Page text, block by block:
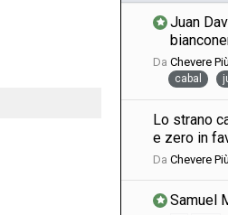
Juan
Da Chevere
cabal
Lo strano
e zero in
Da Chevere
Samuel